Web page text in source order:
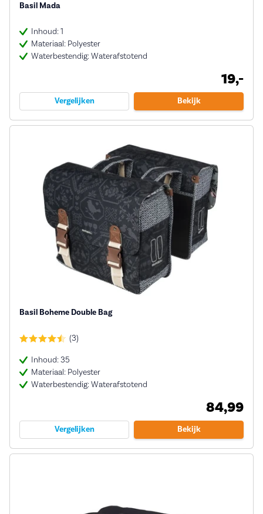
Basil Mada
Inhoud: 1
Materiaal: Polyester
Waterbestendig: Waterafstotend
19,-
Vergelijken Bekijk
Basil Boheme Double Bag
(3)
Inhoud: 35
Materiaal: Polyester
Waterbestendig: Waterafstotend
84,99
Vergelijken Bekijk